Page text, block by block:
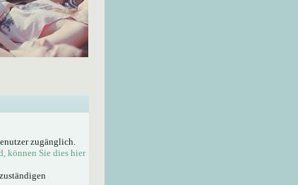
zugänglich.
können Sie dies hier